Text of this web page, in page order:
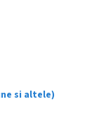
si altele)